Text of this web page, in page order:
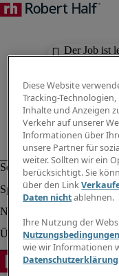
Der Job ist
Diese Website
Tracking-
Inhalte und Anzeigen
Verkehr auf unserer
Informationen über
unsere Partner für
weiter. Sollten wir ein
berücksichtigt. Sie
über den Link
Daten nichtablehnen.
Ihre Nutzung der
Nutzungsbedingungen
wie wir Informationen
Datenschutzerklärung